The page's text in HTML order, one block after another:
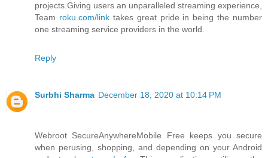
projects.Giving users an unparalleled streaming experience,
Team roku.com/linktakes great pride in being the number
one streaming service providers in the world.
Reply
Surbhi Sharma December 18, 2020 at 10:14 PM
Webroot SecureAnywhereMobile Free keeps you secure
when perusing, shopping, and depending on your Android